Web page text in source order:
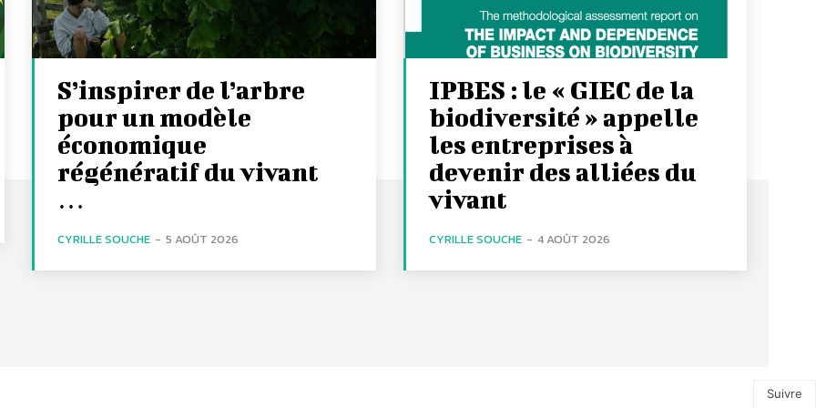
S’inspirer de l’arbre
pour un modèle
économique
régénératif du vivant
…
CYRILLE SOUCHE - 5 AOÛT 2026
IPBES : le « GIEC de la
biodiversité » appelle
les entreprises à
devenir des alliées du
vivant
CYRILLE SOUCHE - 4 AOÛT 2026
Suivre